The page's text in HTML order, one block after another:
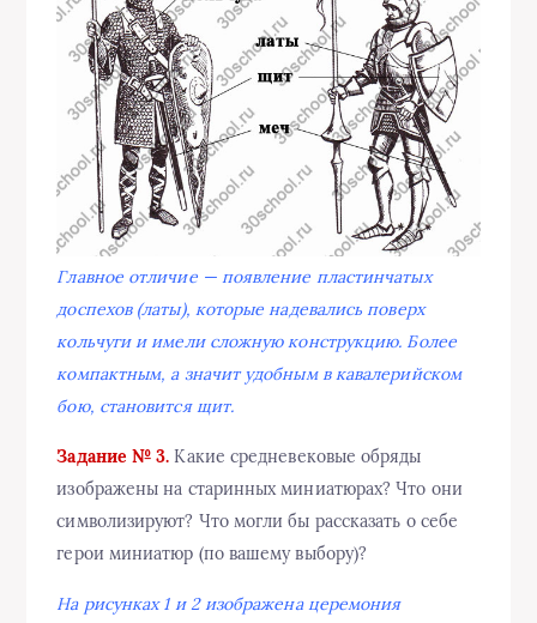
Главное отличие — появление пластинчатых
доспехов (латы), которые надевались поверх
кольчуги и имели сложную конструкцию. Более
компактным, а значит удобным в кавалерийском
бою, становится щит.
Задание № 3. Какие средневековые обряды
изображены на старинных миниатюрах? Что они
символизируют? Что могли бы рассказать о себе
герои миниатюр (по вашему выбору)?
На рисунках 1 и 2 изображена церемония